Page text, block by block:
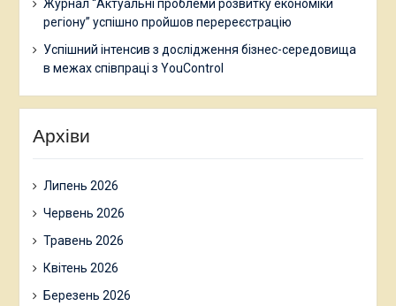
Журнал “Актуальні проблеми розвитку економіки
регіону” успішно пройшов перереєстрацію
Успішний інтенсив з дослідження бізнес-середовища
в межах співпраці з YouControl
Архіви
Липень 2026
Червень 2026
Травень 2026
Квітень 2026
Березень 2026